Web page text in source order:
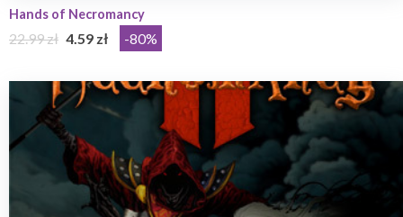
Hands of Necromancy
22.99 zł 4.59 zł -80%